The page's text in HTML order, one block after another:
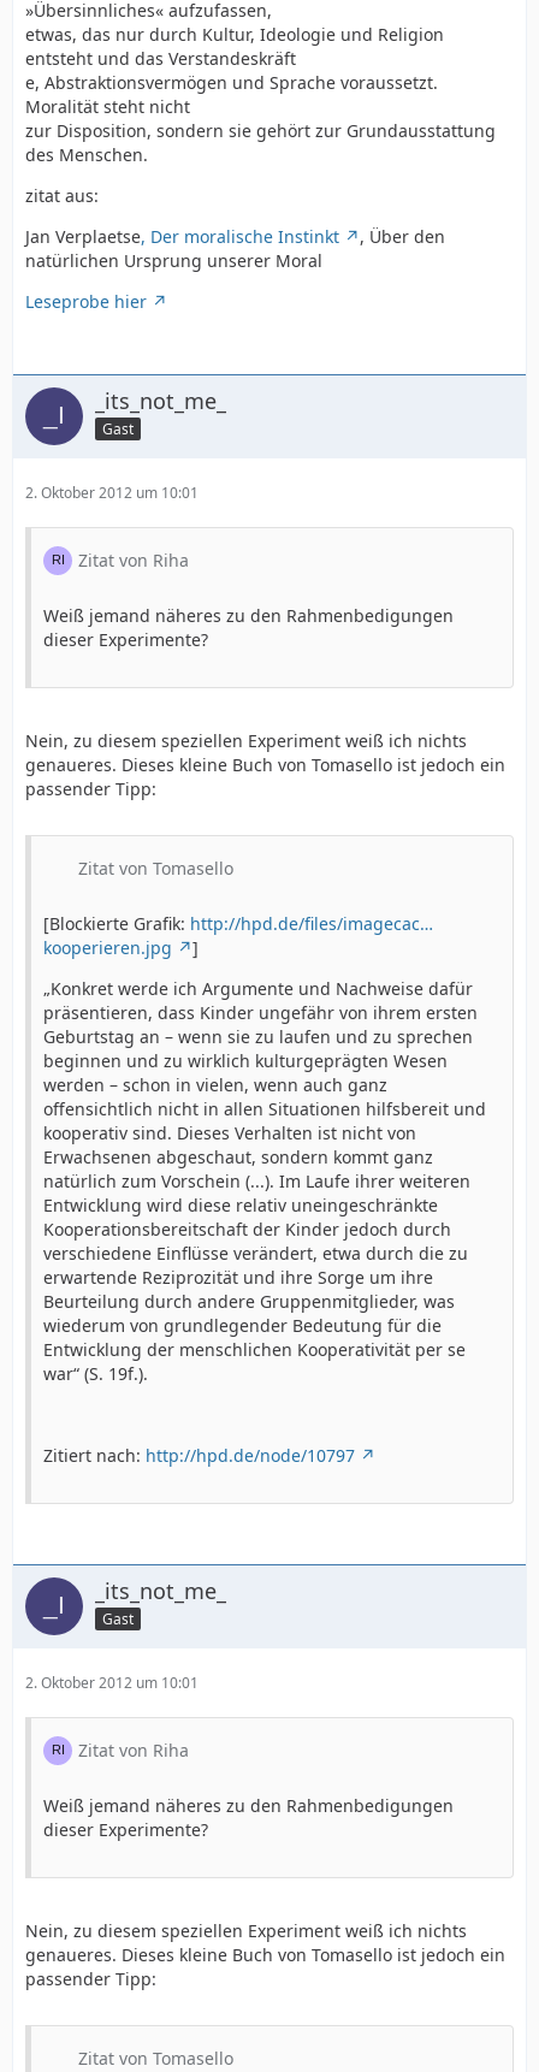
»Übersinnliches« aufzufassen,
etwas, das nur durch Kultur, Ideologie und Religion
entsteht und das Verstandeskräft
e, Abstraktionsvermögen und Sprache voraussetzt.
Moralität steht nicht
zur Disposition, sondern sie gehört zur Grundausstattung
des Menschen.
zitat aus:
Jan Verplaetse, Der moralische Instinkt
, Über den
natürlichen Ursprung unserer Moral
Leseprobe hier
_its_not_me_
Gast
2. Oktober 2012 um 10:01
Zitat von Riha
Weiß jemand näheres zu den Rahmenbedigungen
dieser Experimente?
Nein, zu diesem speziellen Experiment weiß ich nichts
genaueres. Dieses kleine Buch von Tomasello ist jedoch ein
passender Tipp:
Zitat von Tomasello
[Blockierte Grafik: http://hpd.de/files/imagecac…
kooperieren.jpg
]
„Konkret werde ich Argumente und Nachweise dafür
präsentieren, dass Kinder ungefähr von ihrem ersten
Geburtstag an – wenn sie zu laufen und zu sprechen
beginnen und zu wirklich kulturgeprägten Wesen
werden – schon in vielen, wenn auch ganz
offensichtlich nicht in allen Situationen hilfsbereit und
kooperativ sind. Dieses Verhalten ist nicht von
Erwachsenen abgeschaut, sondern kommt ganz
natürlich zum Vorschein (...). Im Laufe ihrer weiteren
Entwicklung wird diese relativ uneingeschränkte
Kooperationsbereitschaft der Kinder jedoch durch
verschiedene Einflüsse verändert, etwa durch die zu
erwartende Reziprozität und ihre Sorge um ihre
Beurteilung durch andere Gruppenmitglieder, was
wiederum von grundlegender Bedeutung für die
Entwicklung der menschlichen Kooperativität per se
war“ (S. 19f.).
Zitiert nach: http://hpd.de/node/10797
_its_not_me_
Gast
2. Oktober 2012 um 10:01
Zitat von Riha
Weiß jemand näheres zu den Rahmenbedigungen
dieser Experimente?
Nein, zu diesem speziellen Experiment weiß ich nichts
genaueres. Dieses kleine Buch von Tomasello ist jedoch ein
passender Tipp:
Zitat von Tomasello